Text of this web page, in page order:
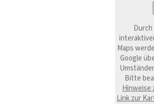
Maps
Google
Bitte
Hinweise
Link zur